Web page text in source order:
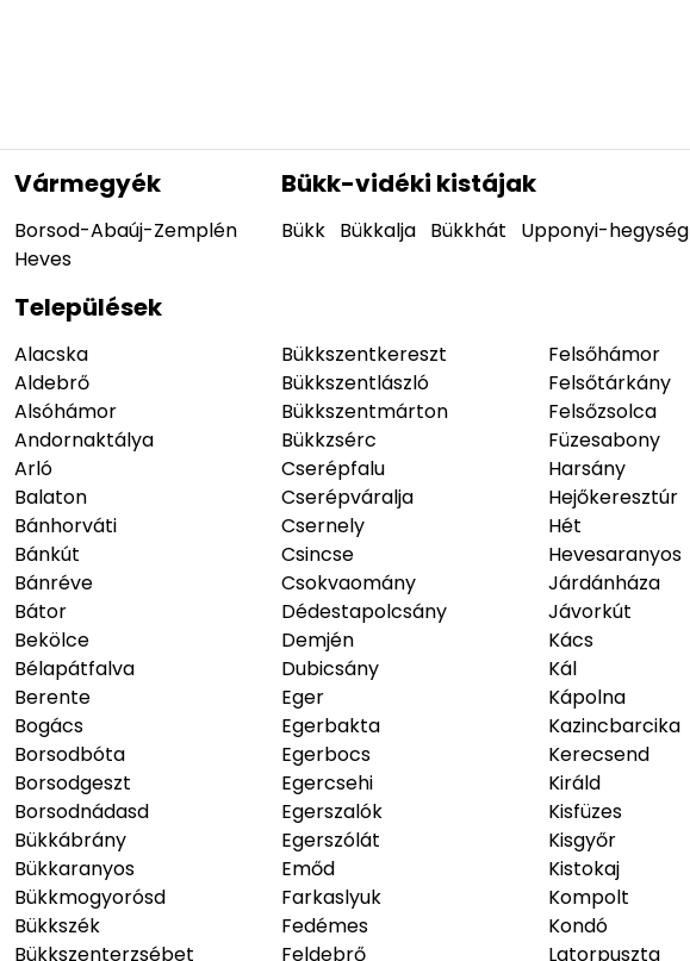
Vármegyék
Borsod-Abaúj-Zemplén
Heves
Bükk-vidéki kistájak
Bükk Bükkalja Bükkhát Upponyi-hegység
Települések
Alacska
Aldebrő
Alsóhámor
Andornaktálya
Arló
Balaton
Bánhorváti
Bánkút
Bánréve
Bátor
Bekölce
Bélapátfalva
Berente
Bogács
Borsodbóta
Borsodgeszt
Borsodnádasd
Bükkábrány
Bükkaranyos
Bükkmogyorósd
Bükkszék
Bükkszenterzsébet
Bükkszentkereszt
Bükkszentlászló
Bükkszentmárton
Bükkzsérc
Cserépfalu
Cserépváralja
Csernely
Csincse
Csokvaomány
Dédestapolcsány
Demjén
Dubicsány
Eger
Egerbakta
Egerbocs
Egercsehi
Egerszalók
Egerszólát
Emőd
Farkaslyuk
Fedémes
Feldebrő
Felsőhámor
Felsőtárkány
Felsőzsolca
Füzesabony
Harsány
Hejőkeresztúr
Hét
Hevesaranyos
Járdánháza
Jávorkút
Kács
Kál
Kápolna
Kazincbarcika
Kerecsend
Királd
Kisfüzes
Kisgyőr
Kistokaj
Kompolt
Kondó
Latorpuszta